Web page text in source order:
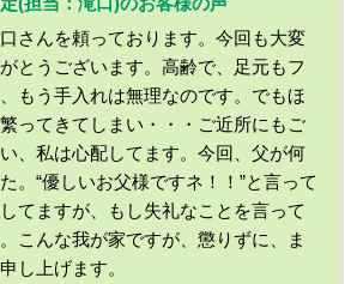
さんを頼っております。今回も大変
とうございます。高齢で、足元もフ
もう手入れは無理なのです。でもほ
ってきてしまい・・・ご近所にもご
、私は心配してます。今回、父が何
。“優しいお父様ですネ！！”と言って
てますが、もし失礼なことを言って
こんな我が家ですが、懲りずに、ま
し上げます。